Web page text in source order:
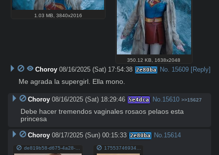
1.03 MB ,3840x2016
350.12 KB 1638x2048
Choroy 08/16/2025 (Sat) 17:54:38 2e80ba No. 15609 [Reply]
Me agrada la supergirl. Ella mono.
Choroy 08/16/2025 (Sat) 18:29:46 5e4dca No.15610 >>15627
Debe hacer tremendos vaginales rosaos pelaos esta
princesa
Choroy 08/17/2025 (Sun) 00:15:33 2e80ba No.15614
1755374693436839.jpg